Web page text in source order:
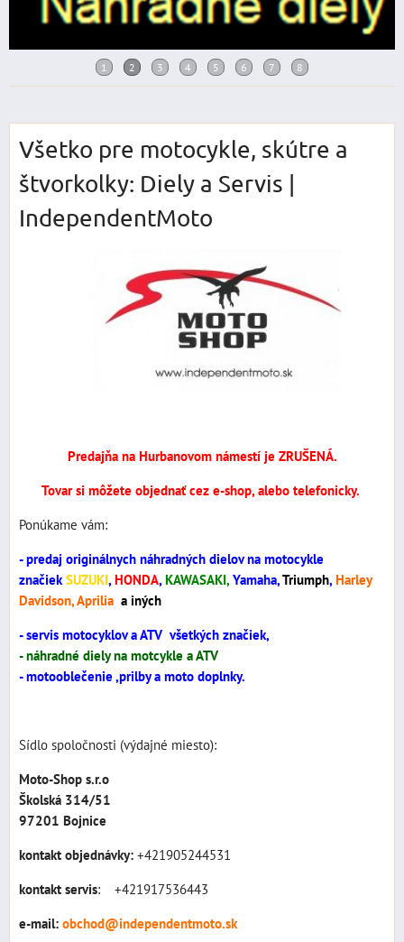
Všetko pre motocykle, skútre a
štvorkolky: Diely a Servis |
IndependentMoto
Predajňa na Hurbanovom námestí je ZRUŠENÁ.
Tovar si môžete objednať cez e-shop, alebo telefonicky.
Ponúkame vám:
- predaj originálnych náhradných dielov na motocykle
značiekSUZUKI,HONDA,KAWASAKI,Yamaha,Triumph,Harley
Davidson, Aprilia a iných
- servis motocyklov a ATV všetkých značiek,
- náhradné diely na motcykle a ATV
- motooblečenie ,prilby a moto doplnky.
Sídlo spoločnosti (výdajné miesto):
Moto-Shop s.r.o
Školská 314/51
97201 Bojnice‎
kontakt objednávky: +421905244531
kontakt servis: +421917536443
e-mail: obchod@independentmoto.sk